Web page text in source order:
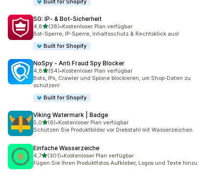
Built for Shopify
SG: IP‑ & Bot‑Sicherheit
4,8von 5 Sternen
(38)
38 Rezensionen insgesamt
•Kostenloser Plan verfügbar
Bot-Sperre, IP-Sperre, Inhaltsschutz & Rechtsklick aus!
Built for Shopify
NoSpy ‑ Anti Fraud Spy Blocker
4,8von 5 Sternen
(54)
54 Rezensionen insgesamt
•Kostenloser Plan verfügbar
Bots, IPs, Crawler und Spione blockieren, um Shop-Daten zu
schützen!
Built for Shopify
Viking Watermark | Badge
5,0von 5 Sternen
(6)
6 Rezensionen insgesamt
•Kostenloser Plan verfügbar
Schützen Sie Produktbilder vor Diebstahl mit Wasserzeichen
Einfache Wasserzeiche
4,7von 5 Sternen
(301)
301 Rezensionen insgesamt
•Kostenloser Plan verfügbar
Fügen Sie Ihren Produktfotos Aufkleber, Logos und Texte hinzu